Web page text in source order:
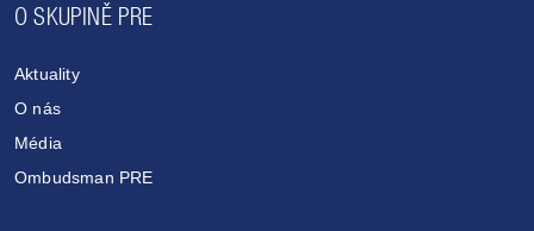
O SKUPINĚ PRE
Aktuality
O nás
Média
Ombudsman PRE